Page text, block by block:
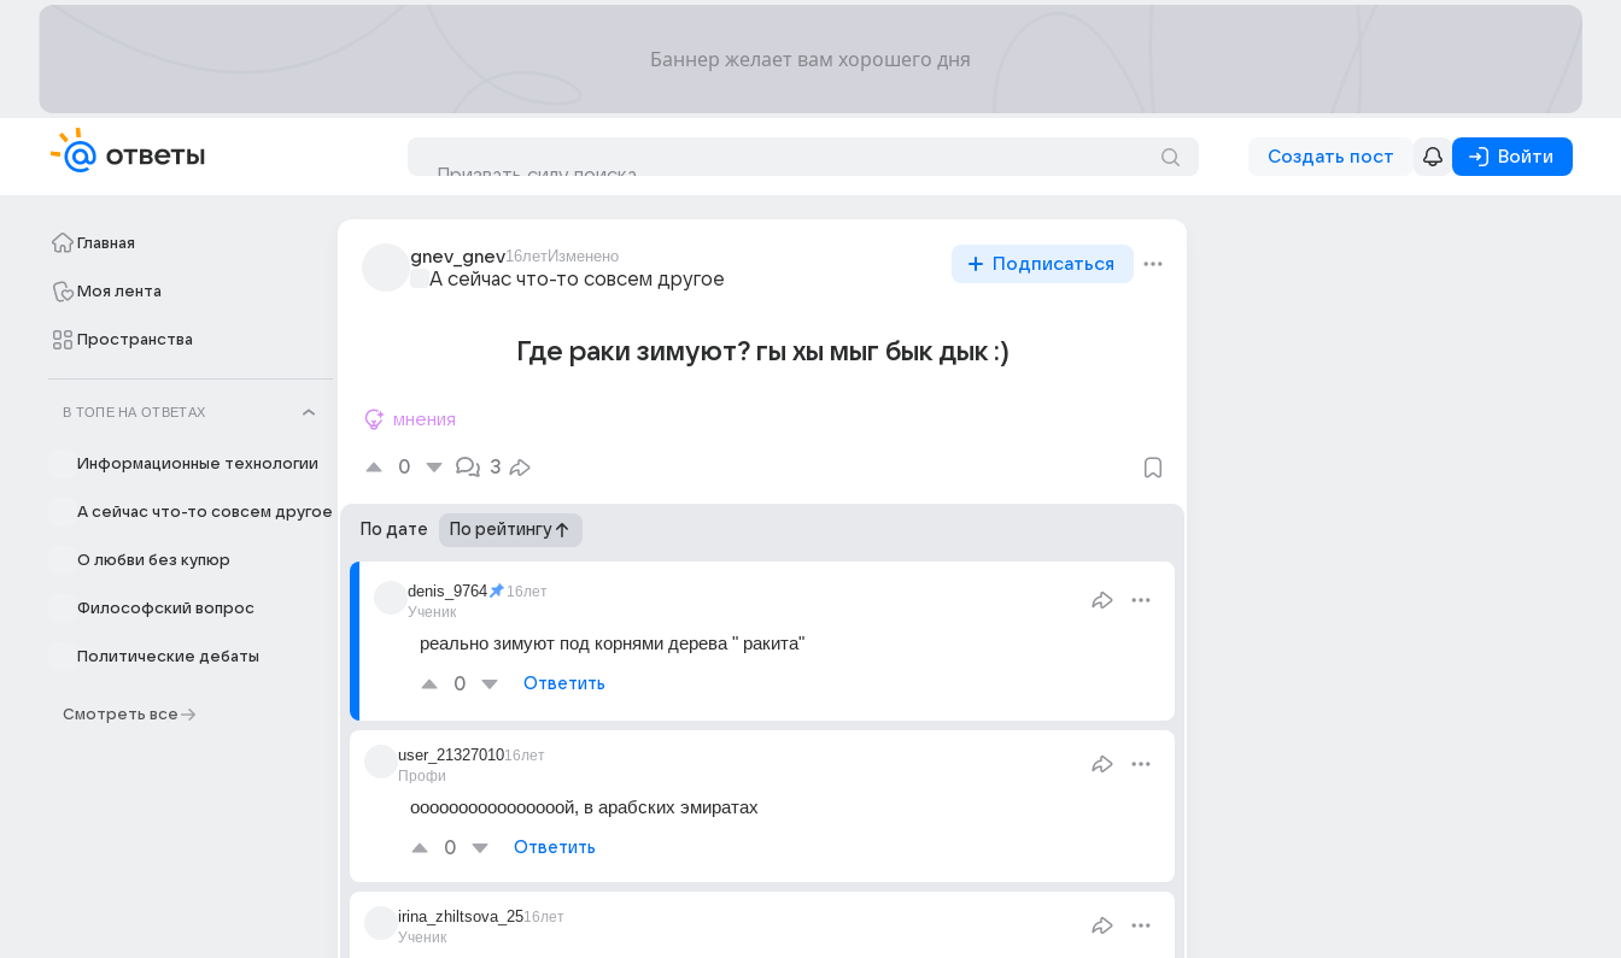
Создать пост Войти
Главная
Моя лента
Пространства
В ТОПЕ НА ОТВЕТАХ
Информационные технологии
А сейчас что-то совсем другое
О любви без купюр
Философский вопрос
Политические дебаты
Смотреть все
gnev_gnev16летИзменено
А сейчас что-то совсем другое
Подписаться
Где раки зимуют? гы хы мыг бык дык :)
мнения
0 3
По дате По рейтингу
denis_9764
Ученик
16лет
реально зимуют под корнями дерева " ракита"
0 Ответить
user_21327010
Профи
16лет
оооооооооооооооой, в арабских эмиратах
0 Ответить
irina_zhiltsova_25
Ученик
16лет